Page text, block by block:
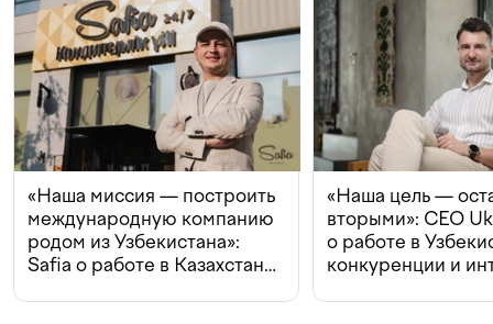
«Наша миссия — построить
международную компанию
родом из Узбекистана»:
Safia о работе в Казахстане,
«Наша цель —
вторыми»: CEO
о работе в
конкуренции и